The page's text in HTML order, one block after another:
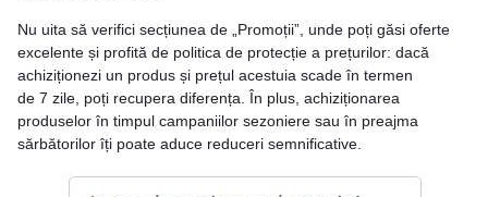
Nu uita să verifici secțiunea de „Promoții”, unde poți găsi oferte
excelente și profită de politica de protecție a prețurilor: dacă
achiziționezi un produs și prețul acestuia scade în termen
de 7 zile, poți recupera diferența. În plus, achiziționarea
produselor în timpul campaniilor sezoniere sau în preajma
sărbătorilor îți poate aduce reduceri semnificative.